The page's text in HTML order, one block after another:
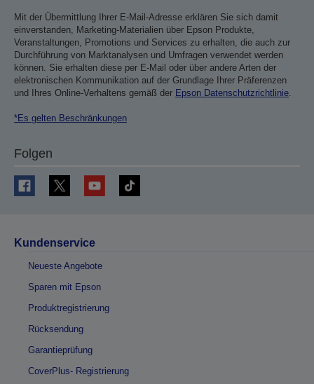
Mit der Übermittlung Ihrer E-Mail-Adresse erklären Sie sich damit
einverstanden, Marketing-Materialien über Epson Produkte,
Veranstaltungen, Promotions und Services zu erhalten, die auch zur
Durchführung von Marktanalysen und Umfragen verwendet werden
können. Sie erhalten diese per E-Mail oder über andere Arten der
elektronischen Kommunikation auf der Grundlage Ihrer Präferenzen
und Ihres Online-Verhaltens gemäß der Epson Datenschutzrichtlinie.
*Es gelten Beschränkungen
Folgen
Kundenservice
Neueste Angebote
Sparen mit Epson
Produktregistrierung
Rücksendung
Garantieprüfung
CoverPlus- Registrierung